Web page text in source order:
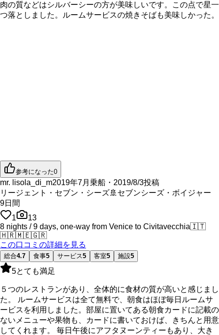
肉の質などはシルバーシーの方が美味しいです。この点で星一
つ落としました。ルームサービスの焼きそばも美味しかった。
参考になった0
mr. lisola_di_m2019年7月乗船・2019/8/3投稿
リージェント・セブン・シーズ🚢セブンシーズ・ボイジャー
9日間
1
13
8 nights / 9 days, one-way from Venice to Civitavecchia🇮🇹
🇭🇷🇲🇪🇬🇷
この口コミの詳細を見る
総合4.7 食事5 サービス5 客室5 施設5
5とても満足
５つのレストランがあり、全体的に食材の質が高いと感じまし
た。 ルームサービスは全て無料で、朝食はほぼ毎日ルームサ
ービスを利用しました。部屋に置いてある朝食カードに記載の
ないメニューや果物も、カードに書いておけば、きちんと用意
してくれます。 毎日午後にアフタヌーンティーもあり、大き